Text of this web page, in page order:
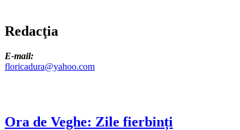
Redacţia
E-mail:
floricadura@yahoo.com
Ora de Veghe: Zile fierbinți